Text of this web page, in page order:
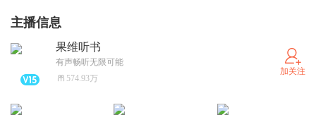
主播信息
果维听书
有声畅听无限可能
574.93万
加关注